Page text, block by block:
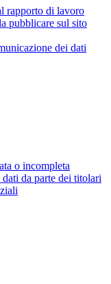
rapporto di lavoro
pubblicare sul sito
dei dati
o incompleta
da parte dei titolari